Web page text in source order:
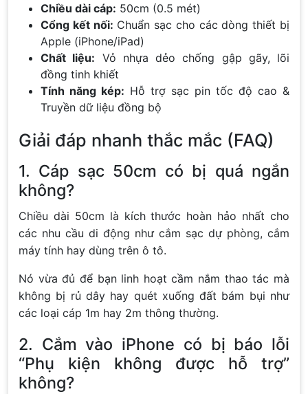
Chiều dài cáp: 50cm (0.5 mét)
Cổng kết nối: Chuẩn sạc cho các dòng thiết bị
Apple (iPhone/iPad)
Chất liệu: Vỏ nhựa dẻo chống gập gãy, lõi
đồng tinh khiết
Tính năng kép: Hỗ trợ sạc pin tốc độ cao &
Truyền dữ liệu đồng bộ
Giải đáp nhanh thắc mắc (FAQ)
1. Cáp sạc 50cm có bị quá ngắn
không?
Chiều dài 50cm là kích thước hoàn hảo nhất cho
các nhu cầu di động như cắm sạc dự phòng, cắm
máy tính hay dùng trên ô tô.
Nó vừa đủ để bạn linh hoạt cầm nắm thao tác mà
không bị rủ dây hay quét xuống đất bám bụi như
các loại cáp 1m hay 2m thông thường.
2. Cắm vào iPhone có bị báo lỗi
“Phụ kiện không được hỗ trợ”
không?